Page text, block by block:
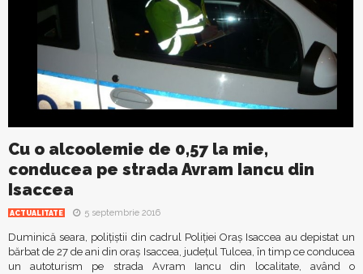
Cu o alcoolemie de 0,57 la mie,
conducea pe strada Avram Iancu din
Isaccea
ACTUALITATE 5 septembrie 2016
Duminică seara, polițiștii din cadrul Poliției Oraș Isaccea au depistat un
bărbat de 27 de ani din oraș Isaccea, județul Tulcea, în timp ce conducea
un autoturism pe strada Avram Iancu din localitate, având o